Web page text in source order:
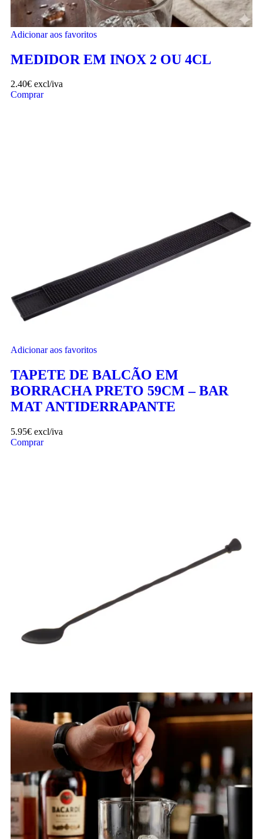
Adicionar aos favoritos
MEDIDOR EM INOX 2 OU 4CL
2.40€ excl/iva
Comprar
Adicionar aos favoritos
TAPETE DE BALCÃO EM
BORRACHA PRETO 59CM – BAR
MAT ANTIDERRAPANTE
5.95€ excl/iva
Comprar